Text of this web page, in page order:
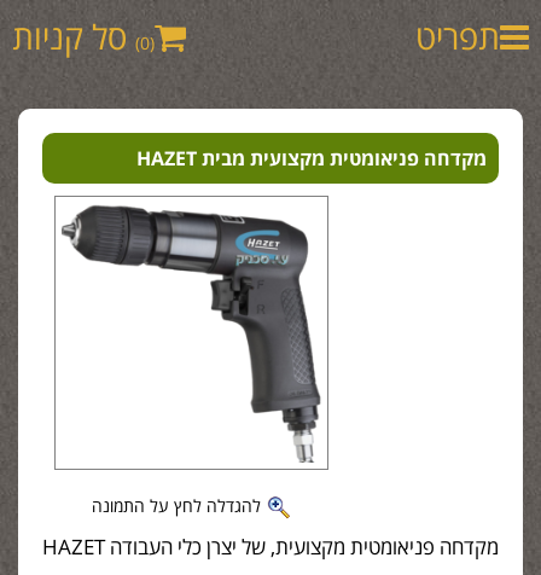
תפריט (0) סל קניות
מקדחה פניאומטית מקצועית מבית HAZET
להגדלה לחץ על התמונה
מקדחה פניאומטית מקצועית, של יצרן כלי העבודה HAZET